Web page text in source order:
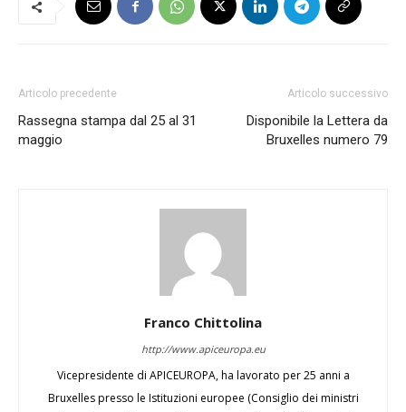
Articolo precedente
Rassegna stampa dal 25 al 31
maggio
Articolo successivo
Disponibile la Lettera da
Bruxelles numero 79
Franco Chittolina
http://www.apiceuropa.eu
Vicepresidente di APICEUROPA, ha lavorato per 25 anni a
Bruxelles presso le Istituzioni europee (Consiglio dei ministri